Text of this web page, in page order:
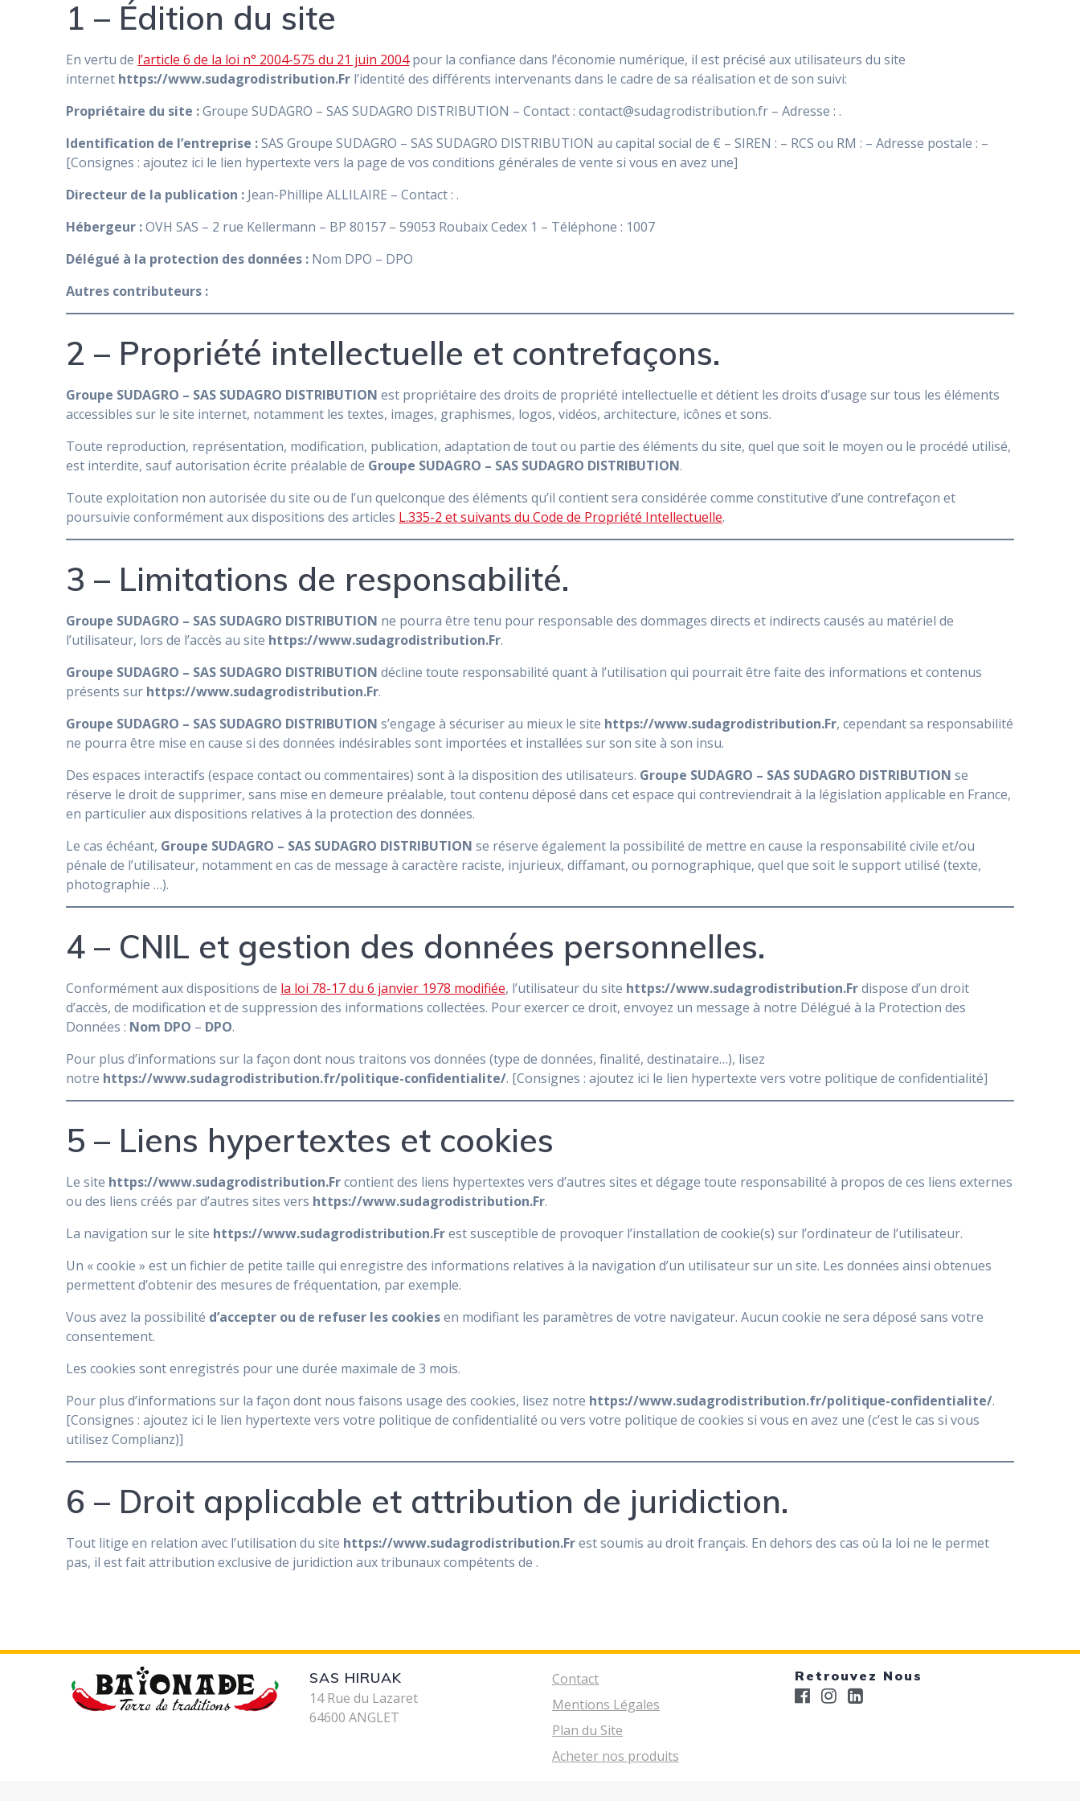
1 – Édition du site
En vertu de l’article 6 de la loi n° 2004-575 du 21 juin 2004pour la confiance dans l’économie numérique, il est précisé aux utilisateurs du site
internet https://www.sudagrodistribution.Fr l’identité des différents intervenants dans le cadre de sa réalisation et de son suivi:
Propriétaire du site :Groupe SUDAGRO – SAS SUDAGRO DISTRIBUTION – Contact : contact@sudagrodistribution.fr – Adresse : .
Identification de l’entreprise :SAS Groupe SUDAGRO – SAS SUDAGRO DISTRIBUTION au capital social de € – SIREN : – RCS ou RM : – Adresse postale : –
[Consignes : ajoutez ici le lien hypertexte vers la page de vos conditions générales de vente si vous en avez une]
Directeur de la publication : Jean-Phillipe ALLILAIRE – Contact : .
Hébergeur :OVH SAS – 2 rue Kellermann – BP 80157 – 59053 Roubaix Cedex 1 – Téléphone : 1007
Délégué à la protection des données : Nom DPO – DPO
Autres contributeurs :
2 – Propriété intellectuelle et contrefaçons.
Groupe SUDAGRO – SAS SUDAGRO DISTRIBUTION est propriétaire des droits de propriété intellectuelle et détient les droits d’usage sur tous les éléments
accessibles sur le site internet, notamment les textes, images, graphismes, logos, vidéos, architecture, icônes et sons.
Toute reproduction, représentation, modification, publication, adaptation de tout ou partie des éléments du site, quel que soit le moyen ou le procédé utilisé,
est interdite, sauf autorisation écrite préalable de Groupe SUDAGRO – SAS SUDAGRO DISTRIBUTION.
Toute exploitation non autorisée du site ou de l’un quelconque des éléments qu’il contient sera considérée comme constitutive d’une contrefaçon et
poursuivie conformément aux dispositions des articles L.335-2 et suivants du Code de Propriété Intellectuelle.
3 – Limitations de responsabilité.
Groupe SUDAGRO – SAS SUDAGRO DISTRIBUTION ne pourra être tenu pour responsable des dommages directs et indirects causés au matériel de
l’utilisateur, lors de l’accès au site https://www.sudagrodistribution.Fr.
Groupe SUDAGRO – SAS SUDAGRO DISTRIBUTION décline toute responsabilité quant à l’utilisation qui pourrait être faite des informations et contenus
présents sur https://www.sudagrodistribution.Fr.
Groupe SUDAGRO – SAS SUDAGRO DISTRIBUTION s’engage à sécuriser au mieux le site https://www.sudagrodistribution.Fr, cependant sa responsabilité
ne pourra être mise en cause si des données indésirables sont importées et installées sur son site à son insu.
Des espaces interactifs (espace contact ou commentaires) sont à la disposition des utilisateurs. Groupe SUDAGRO – SAS SUDAGRO DISTRIBUTION se
réserve le droit de supprimer, sans mise en demeure préalable, tout contenu déposé dans cet espace qui contreviendrait à la législation applicable en France,
en particulier aux dispositions relatives à la protection des données.
Le cas échéant, Groupe SUDAGRO – SAS SUDAGRO DISTRIBUTION se réserve également la possibilité de mettre en cause la responsabilité civile et/ou
pénale de l’utilisateur, notamment en cas de message à caractère raciste, injurieux, diffamant, ou pornographique, quel que soit le support utilisé (texte,
photographie …).
4 – CNIL et gestion des données personnelles.
Conformément aux dispositions de la loi 78-17 du 6 janvier 1978 modifiée, l’utilisateur du site https://www.sudagrodistribution.Frdispose d’un droit
d’accès, de modification et de suppression des informations collectées. Pour exercer ce droit, envoyez un message à notre Délégué à la Protection des
Données : Nom DPO – DPO.
Pour plus d’informations sur la façon dont nous traitons vos données (type de données, finalité, destinataire…), lisez
notre https://www.sudagrodistribution.fr/politique-confidentialite/. [Consignes : ajoutez ici le lien hypertexte vers votre politique de confidentialité]
5 – Liens hypertextes et cookies
Le site https://www.sudagrodistribution.Frcontient des liens hypertextes vers d’autres sites et dégage toute responsabilité à propos de ces liens externes
ou des liens créés par d’autres sites vers https://www.sudagrodistribution.Fr.
La navigation sur le site https://www.sudagrodistribution.Frest susceptible de provoquer l’installation de cookie(s) sur l’ordinateur de l’utilisateur.
Un « cookie » est un fichier de petite taille qui enregistre des informations relatives à la navigation d’un utilisateur sur un site. Les données ainsi obtenues
permettent d’obtenir des mesures de fréquentation, par exemple.
Vous avez la possibilité d’accepter ou de refuser les cookiesen modifiant les paramètres de votre navigateur. Aucun cookie ne sera déposé sans votre
consentement.
Les cookies sont enregistrés pour une durée maximale de 3 mois.
Pour plus d’informations sur la façon dont nous faisons usage des cookies, lisez notre https://www.sudagrodistribution.fr/politique-confidentialite/.
[Consignes : ajoutez ici le lien hypertexte vers votre politique de confidentialité ou vers votre politique de cookies si vous en avez une (c’est le cas si vous
utilisez Complianz)]
6 – Droit applicable et attribution de juridiction.
Tout litige en relation avec l’utilisation du site https://www.sudagrodistribution.Frest soumis au droit français. En dehors des cas où la loi ne le permet
pas, il est fait attribution exclusive de juridiction aux tribunaux compétents de.
SAS HIRUAK
14 Rue du Lazaret
64600 ANGLET
Contact
Mentions Légales
Plan du Site
Acheter nos produits
Retrouvez Nous